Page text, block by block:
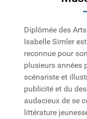
Diplômée des
Isabelle Simler
reconnue pour
plusieurs années
scénariste et
publicité et du
audacieux de se
littérature